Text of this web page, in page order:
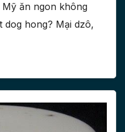
ăn ngon không
dog hong? Mại dzô,